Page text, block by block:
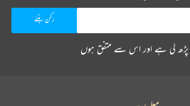
پڑھ لی ہے اور اس سے متفق ہوں